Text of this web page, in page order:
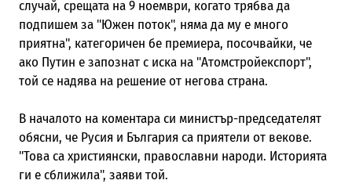
случай, срещата на 9 ноември, когато трябва да
подпишем за "Южен поток", няма да му е много
приятна", категоричен бе премиера, посочвайки, че
ако Путин е запознат с иска на "Атомстройекспорт",
той се надява на решение от негова страна.
В началото на коментара си министър-председателят
обясни, че Русия и България са приятели от векове.
"Това са християнски, православни народи. Историята
ги е сближила", заяви той.